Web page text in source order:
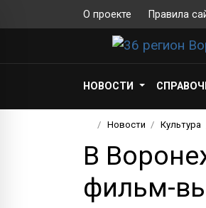
О проекте Правила
НОВОСТИ
Новости Культура
В
фильм-